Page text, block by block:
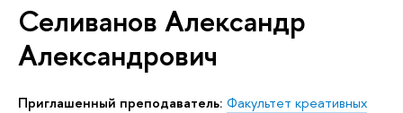
Селиванов Александр
Александрович
Приглашенный преподаватель: Факультет креативных